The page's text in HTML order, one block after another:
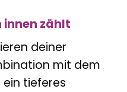
innen zählt
deiner
mit dem
tieferes